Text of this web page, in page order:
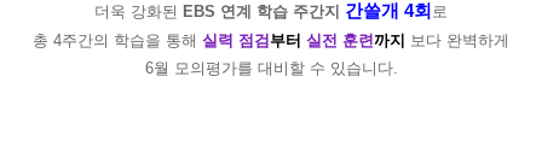
더욱 강화된 EBS 연계 학습 주간지 간쓸개 4회 로
총 4주간의 학습을 통해 실력 점검 부터 실전 훈련까지 보다 완벽하게
6월 모의평가를 대비할 수 있습니다.